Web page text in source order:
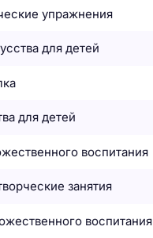
упражнения
для детей
для детей
воспитания
занятия
воспитания